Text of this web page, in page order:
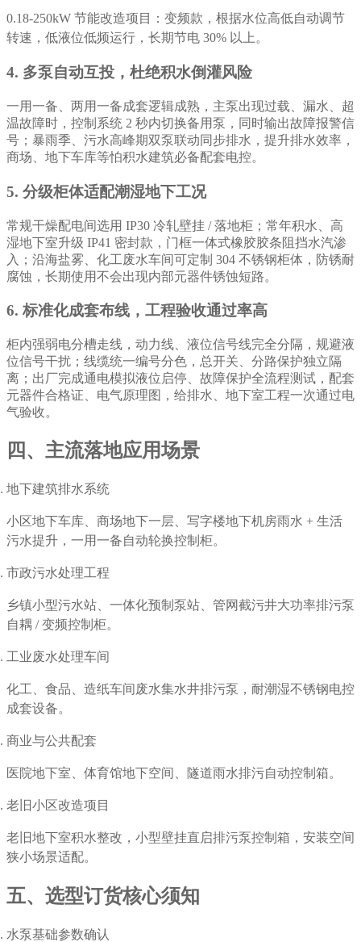
0.18-250kW 节能改造项目：变频款，根据水位高低自动调节
转速，低液位低频运行，长期节电 30% 以上。
4. 多泵自动互投，杜绝积水倒灌风险
一用一备、两用一备成套逻辑成熟，主泵出现过载、漏水、超
温故障时，控制系统 2 秒内切换备用泵，同时输出故障报警信
号；暴雨季、污水高峰期双泵联动同步排水，提升排水效率，
商场、地下车库等怕积水建筑必备配套电控。
5. 分级柜体适配潮湿地下工况
常规干燥配电间选用 IP30 冷轧壁挂 / 落地柜；常年积水、高
湿地下室升级 IP41 密封款，门框一体式橡胶胶条阻挡水汽渗
入；沿海盐雾、化工废水车间可定制 304 不锈钢柜体，防锈耐
腐蚀，长期使用不会出现内部元器件锈蚀短路。
6. 标准化成套布线，工程验收通过率高
柜内强弱电分槽走线，动力线、液位信号线完全分隔，规避液
位信号干扰；线缆统一编号分色，总开关、分路保护独立隔
离；出厂完成通电模拟液位启停、故障保护全流程测试，配套
元器件合格证、电气原理图，给排水、地下室工程一次通过电
气验收。
四、主流落地应用场景
地下建筑排水系统
小区地下车库、商场地下一层、写字楼地下机房雨水 + 生活
污水提升，一用一备自动轮换控制柜。
市政污水处理工程
乡镇小型污水站、一体化预制泵站、管网截污井大功率排污泵
自耦 / 变频控制柜。
工业废水处理车间
化工、食品、造纸车间废水集水井排污泵，耐潮湿不锈钢电控
成套设备。
商业与公共配套
医院地下室、体育馆地下空间、隧道雨水排污自动控制箱。
老旧小区改造项目
老旧地下室积水整改，小型壁挂直启排污泵控制箱，安装空间
狭小场景适配。
五、选型订货核心须知
水泵基础参数确认